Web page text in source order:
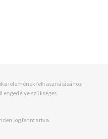
elemének felhasználásához
engedélye szükséges.
jog fenntartva.